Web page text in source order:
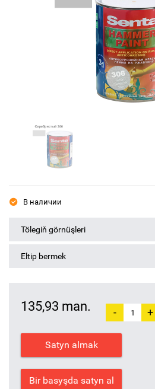
В наличии
Tölegiň görnüşleri
Eltip bermek
135,93 man. - +
Satyn almak
Bir basyşda satyn al